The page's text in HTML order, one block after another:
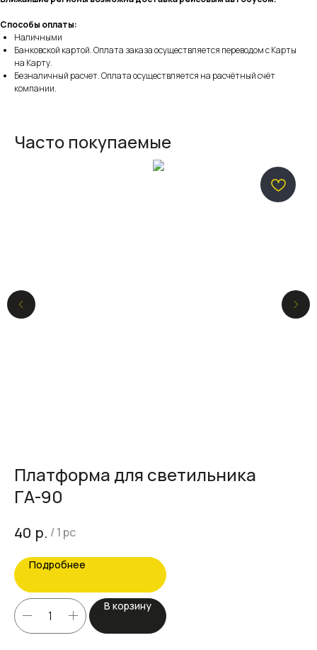
Способы оплаты:
Наличными
Банковской картой. Оплата заказа осуществляется переводом с Карты
на Карту.
Безналичный расчет. Оплата осуществляется на расчётный счёт
компании.
Часто покупаемые
Платформа для светильника
ГА-90
40 р. /1 pc
Подробнее
В корзину